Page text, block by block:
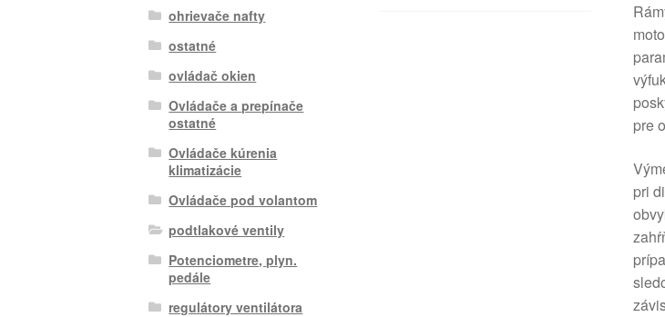
pre
pri
ohrievače nafty
ostatné
ovládač okien
Ovládače a prepínače
ostatné
Ovládače kúrenia
klimatizácie
Ovládače pod volantom
podtlakové ventily
Potenciometre, plyn.
pedále
regulátory ventilátora